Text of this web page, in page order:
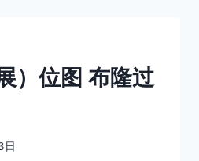
）位图 布隆过
日